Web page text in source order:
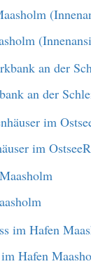
an der
im
Hafen